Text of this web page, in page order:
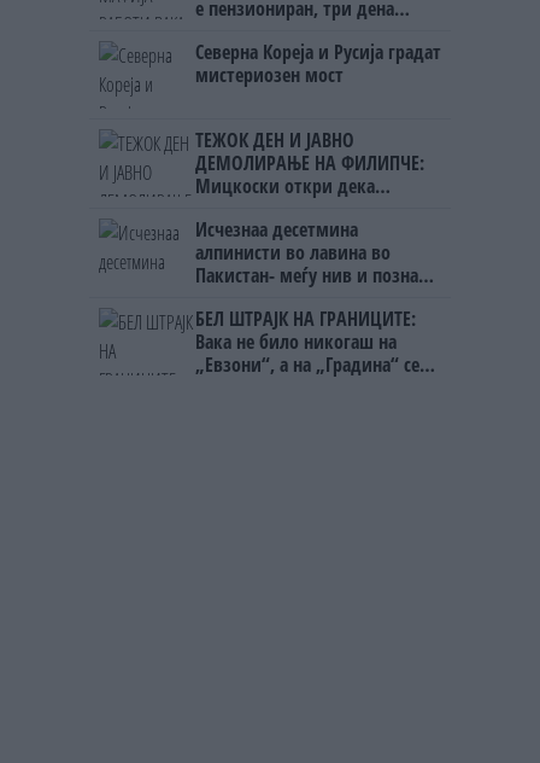
е пензиониран, три дена
на бизнисменот Марковски
Северна Кореја и Русија градат
мистериозен мост
ТЕЖОК ДЕН И ЈАВНО
ДЕМОЛИРАЊЕ НА ФИЛИПЧЕ:
Мицкоски откри дека
ништо, освен за кеш
Исчезнаа десетмина
алпинисти во лавина во
Пакистан- меѓу нив и познат
БЕЛ ШТРАЈК НА ГРАНИЦИТЕ:
Вака не било никогаш на
„Евзони“, а на „Градина“ се